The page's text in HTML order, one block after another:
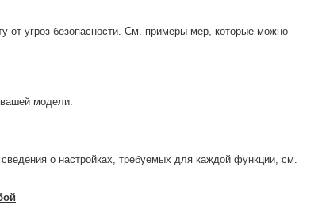
от угроз безопасности. См. примеры мер, которые можно
модели.
о настройках, требуемых для каждой функции, см.